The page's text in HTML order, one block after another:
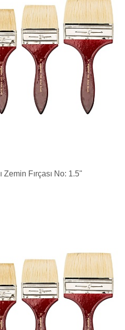
Zemin Fırçası No: 1.5"